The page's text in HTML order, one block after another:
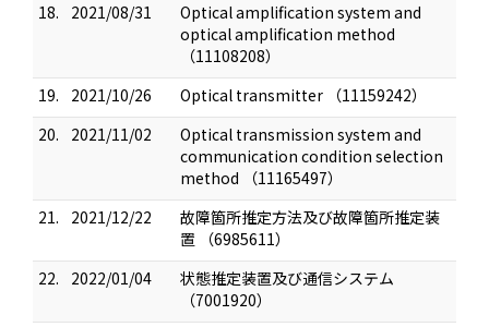
18.
2021/08/31
Optical amplification system and
optical amplification method
（11108208）
19.
2021/10/26
Optical transmitter （11159242）
20.
2021/11/02
Optical transmission system and
communication condition selection
method （11165497）
21.
2021/12/22
故障箇所推定方法及び故障箇所推定装
置 （6985611）
22.
2022/01/04
状態推定装置及び通信システム
（7001920）